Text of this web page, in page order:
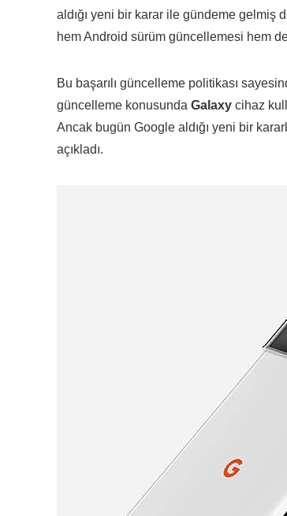
aldığı yeni bir karar ile gündeme gelmiş
hem Android sürüm güncellemesi hem
Bu başarılı güncelleme politikası
güncelleme konusunda Galaxy cihaz
Ancak bugün Google aldığı yeni bir
açıkladı.